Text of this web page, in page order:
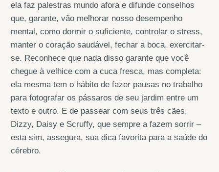
ela faz palestras mundo afora e difunde conselhos
que, garante, vão melhorar nosso desempenho
mental, como dormir o suficiente, controlar o stress,
manter o coração saudável, fechar a boca, exercitar-
se. Reconhece que nada disso garante que você
chegue à velhice com a cuca fresca, mas completa:
ela mesma tem o hábito de fazer pausas no trabalho
para fotografar os pássaros de seu jardim entre um
texto e outro. E de passear com seus três cães,
Dizzy, Daisy e Scruffy, que sempre a fazem sorrir –
esta sim, assegura, sua dica favorita para a saúde do
cérebro.